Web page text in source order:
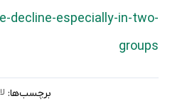
decline-especially-in-two-
groups
برچسب‌ها: